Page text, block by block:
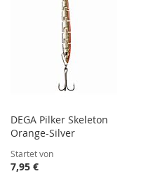
DEGA Pilker Skeleton
Orange-Silver
Startet von
7,95 €